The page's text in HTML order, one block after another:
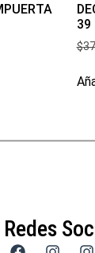
39
$
Redes